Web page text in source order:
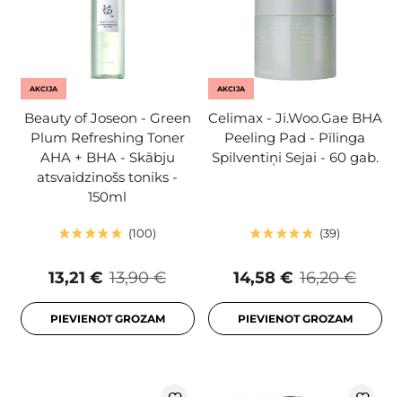
AKCIJA
Beauty of Joseon - Green
Plum Refreshing Toner
AHA + BHA - Skābju
atsvaidzinošs toniks -
150ml
100
13,90 €
13,21 €
PIEVIENOT GROZAM
AKCIJA
Celimax - Ji.Woo.Gae BHA
Peeling Pad - Pīlinga
Spilventiņi Sejai - 60 gab.
39
16,20 €
14,58 €
PIEVIENOT GROZAM